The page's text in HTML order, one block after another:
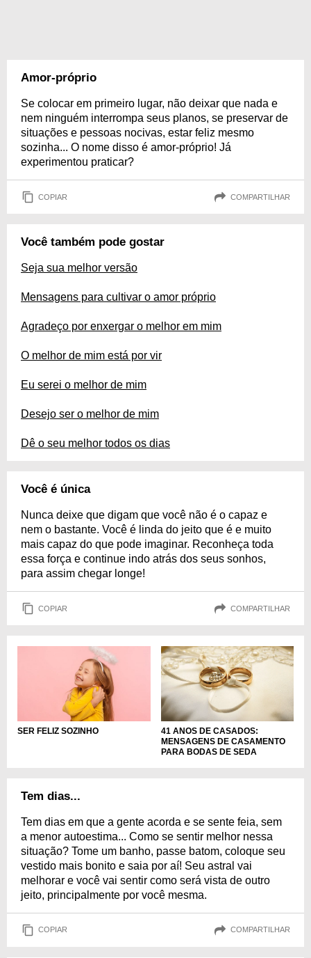
Amor-próprio
Se colocar em primeiro lugar, não deixar que nada e
nem ninguém interrompa seus planos, se preservar de
situações e pessoas nocivas, estar feliz mesmo
sozinha... O nome disso é amor-próprio! Já
experimentou praticar?
COPIAR COMPARTILHAR
Você também pode gostar
Seja sua melhor versão
Mensagens para cultivar o amor próprio
Agradeço por enxergar o melhor em mim
O melhor de mim está por vir
Eu serei o melhor de mim
Desejo ser o melhor de mim
Dê o seu melhor todos os dias
Você é única
Nunca deixe que digam que você não é o capaz e
nem o bastante. Você é linda do jeito que é e muito
mais capaz do que pode imaginar. Reconheça toda
essa força e continue indo atrás dos seus sonhos,
para assim chegar longe!
COPIAR COMPARTILHAR
SER FELIZ SOZINHO
41 ANOS DE CASADOS:
MENSAGENS DE CASAMENTO
PARA BODAS DE SEDA
Tem dias...
Tem dias em que a gente acorda e se sente feia, sem
a menor autoestima... Como se sentir melhor nessa
situação? Tome um banho, passe batom, coloque seu
vestido mais bonito e saia por aí! Seu astral vai
melhorar e você vai sentir como será vista de outro
jeito, principalmente por você mesma.
COPIAR COMPARTILHAR